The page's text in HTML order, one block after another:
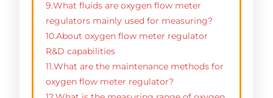
9.What fluids are oxygen flow meter
regulators mainly used for measuring?
10.About oxygen flow meter regulator
R&D capabilities
11.What are the maintenance methods for
oxygen flow meter regulator?